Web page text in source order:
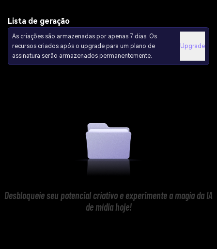
Lista de geração
As criações são armazenadas por apenas 7 dias. Os
recursos criados após o upgrade para um plano de
assinatura serão armazenados permanentemente.
Upgrade
Desbloqueie seu potencial criativo e experimente a magia da IA
de mídia hoje!